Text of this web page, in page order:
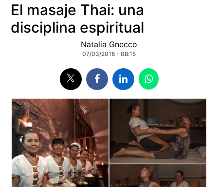
El masaje Thai: una
disciplina espiritual
Natalia Gnecco
07/03/2018 - 08:15